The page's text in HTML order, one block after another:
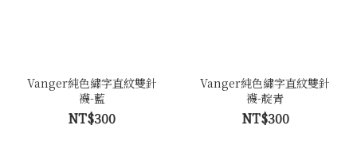
Vanger純色繡字直紋雙針
襪-藍
NT$300
Vanger純色繡字直紋雙針
襪-靛青
NT$300